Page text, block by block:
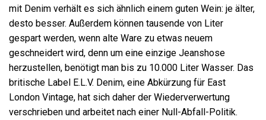
mit Denim verhält es sich ähnlich einem guten Wein: je älter,
desto besser. Außerdem können tausende von Liter
gespart werden, wenn alte Ware zu etwas neuem
geschneidert wird, denn um eine einzige Jeanshose
herzustellen, benötigt man bis zu 10.000 Liter Wasser. Das
britische Label E.L.V. Denim, eine Abkürzung für East
London Vintage, hat sich daher der Wiederverwertung
verschrieben und arbeitet nach einer Null-Abfall-Politik.